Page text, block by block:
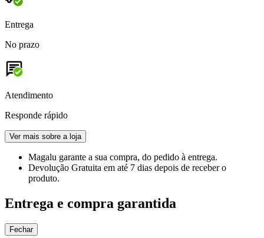
Entrega
No prazo
Atendimento
Responde rápido
Ver mais sobre a loja
Magalu garante a sua compra, do pedido à entrega.
Devolução Gratuita em até 7 dias depois de receber o
produto.
Entrega e compra garantida
Fechar